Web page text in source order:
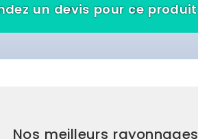
un devis pour ce produit
Nos meilleurs rayonnages